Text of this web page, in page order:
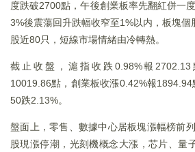
度跌破2700點，午後創業板率先翻紅併一
3%後震蕩回升跌幅收窄至1%以内，板塊個
股近80只，短線市場情緒由冷轉熱。
截止收盤，滬指收跌0.98%報
10019.86點，創業板收漲0.42%報
50跌2.13%。
盤面上，零售、數據中心居板塊漲幅榜前
股現漲停潮，光刻機概念大漲，芯片、量